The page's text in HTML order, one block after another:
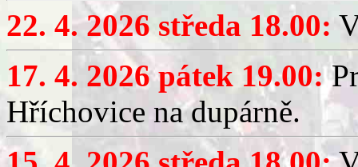
22. 4. 2026 středa 18.00:
17. 4. 2026 pátek 19.00:
Hříchovice na dupárně.